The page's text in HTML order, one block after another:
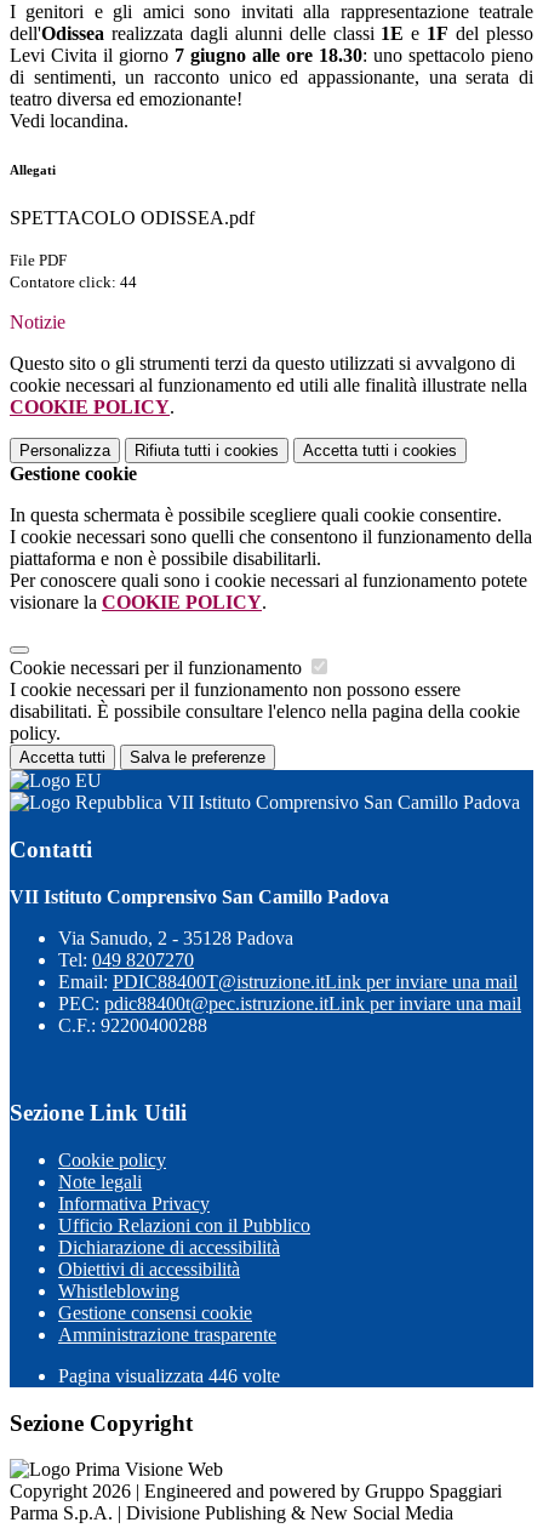
I genitori e gli amici sono invitati alla rappresentazione teatrale
dell'Odissea realizzata dagli alunni delle classi 1Ee 1F del plesso
Levi Civita il giorno 7 giugno alle ore 18.30: uno spettacolo pieno
di sentimenti, un racconto unico ed appassionante, una serata di
teatro diversa ed emozionante!
Vedi locandina.
Allegati
SPETTACOLO ODISSEA.pdf
File PDF
Contatore click: 44
Notizie
Questo sito o gli strumenti terzi da questo utilizzati si avvalgono di
cookie necessari al funzionamento ed utili alle finalità illustrate nella
COOKIE POLICY.
Personalizza Rifiuta tutti i cookies Accetta tutti i cookies
Gestione cookie
In questa schermata è possibile scegliere quali cookie consentire.
I cookie necessari sono quelli che consentono il funzionamento della
piattaforma e non è possibile disabilitarli.
Per conoscere quali sono i cookie necessari al funzionamento potete
visionare la COOKIE POLICY.
Cookie necessari per il funzionamento
I cookie necessari per il funzionamento non possono essere
disabilitati. È possibile consultare l'elenco nella pagina della cookie
policy.
Accetta tutti Salva le preferenze
VII Istituto Comprensivo San Camillo Padova
Contatti
VII Istituto Comprensivo San Camillo Padova
Via Sanudo, 2 - 35128 Padova
Tel: 049 8207270
Email: PDIC88400T@istruzione.itLink per inviare una mail
PEC: pdic88400t@pec.istruzione.itLink per inviare una mail
C.F.: 92200400288
Sezione Link Utili
Cookie policy
Note legali
Informativa Privacy
Ufficio Relazioni con il Pubblico
Dichiarazione di accessibilità
Obiettivi di accessibilità
Whistleblowing
Gestione consensi cookie
Amministrazione trasparente
Pagina visualizzata 446 volte
Sezione Copyright
Copyright 2026 | Engineered and powered by Gruppo Spaggiari
Parma S.p.A. | Divisione Publishing & New Social Media